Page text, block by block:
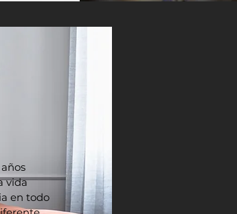
vida
en todo